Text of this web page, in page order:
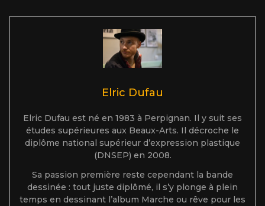
Elric Dufau
Elric Dufau est né en 1983 à Perpignan. Il y suit ses
études supérieures aux Beaux-Arts. Il décroche le
diplôme national supérieur d’expression plastique
(DNSEP) en 2008.
Sa passion première reste cependant la bande
dessinée : tout juste diplômé, il s’y plonge à plein
temps en dessinant l’album Marche ou rêve pour les